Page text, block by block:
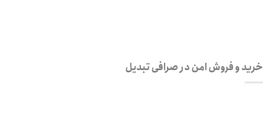
خرید و فروش امن در صرافی تبدیل